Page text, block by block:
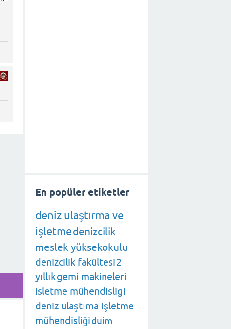
En popüler etiketler
deniz ulaştırma ve
işletmedenizcilik
meslek yüksekokulu
denizcilik fakültesi2
yıllıkgemi makineleri
isletme mühendisligi
deniz ulaştıma işletme
mühendisliğiduim